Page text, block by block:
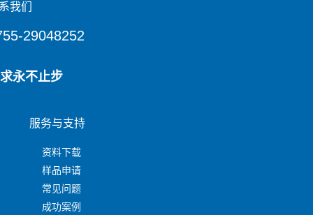
我们
29048252
永不止步
服务与支持
资料下载
样品申请
常见问题
成功案例